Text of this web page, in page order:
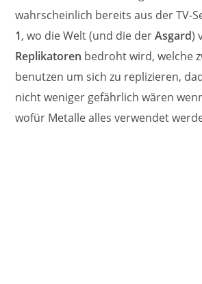
wahrscheinlich bereits aus der TV-
1, wo die Welt (und die derAsgard)
Replikatoren bedroht wird, welche
benutzen um sich zu replizieren,
nicht weniger gefährlich wären
wofür Metalle alles verwendet